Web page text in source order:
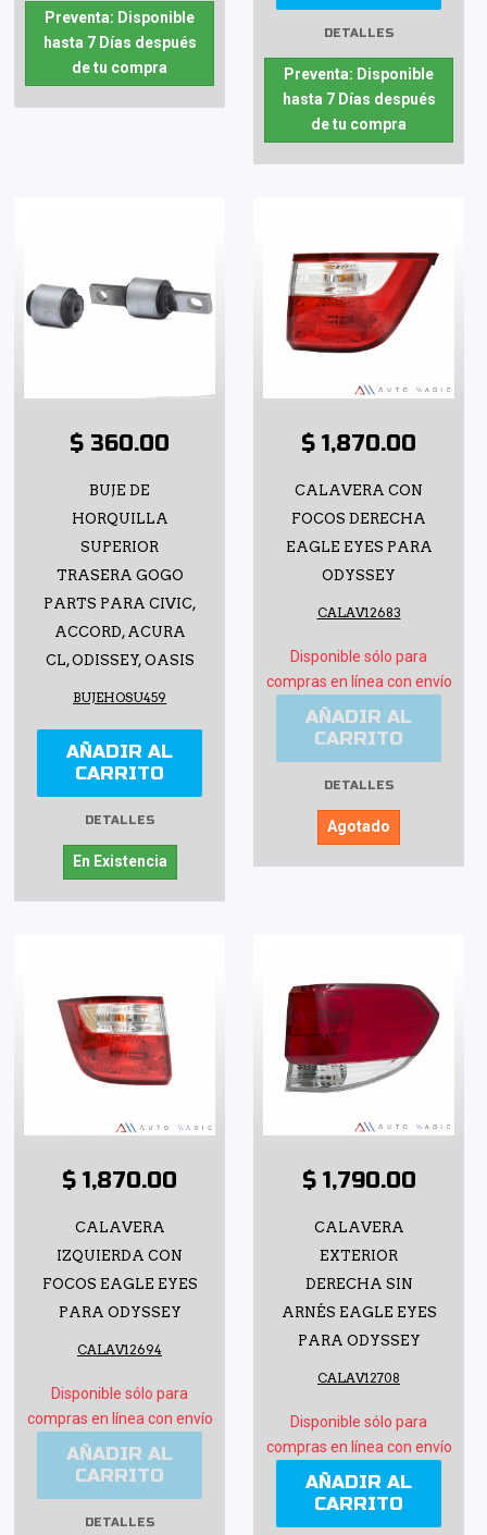
Preventa: Disponible
hasta 7 Días después
de tu compra
DETALLES
Preventa: Disponible
hasta 7 Días después
de tu compra
$ 360.00
BUJE DE
HORQUILLA
SUPERIOR
TRASERA GOGO
PARTS PARA CIVIC,
ACCORD, ACURA
CL, ODISSEY, OASIS
BUJEHOSU459
AÑADIR AL
CARRITO
DETALLES
En Existencia
$ 1,870.00
CALAVERA CON
FOCOS DERECHA
EAGLE EYES PARA
ODYSSEY
CALAV12683
Disponible sólo para
compras en línea con envío
AÑADIR AL
CARRITO
DETALLES
Agotado
$ 1,870.00
CALAVERA
IZQUIERDA CON
FOCOS EAGLE EYES
PARA ODYSSEY
CALAV12694
Disponible sólo para
compras en línea con envío
AÑADIR AL
CARRITO
DETALLES
$ 1,790.00
CALAVERA
EXTERIOR
DERECHA SIN
ARNÉS EAGLE EYES
PARA ODYSSEY
CALAV12708
Disponible sólo para
compras en línea con envío
AÑADIR AL
CARRITO